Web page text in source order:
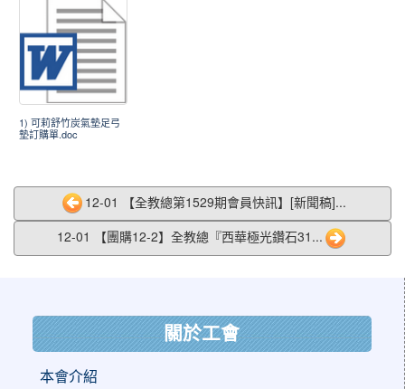
1) 可莉舒竹炭氣墊足弓
墊訂購單.doc
12-01 【全教總第1529期會員快訊】[新聞稿]...
12-01 【團購12-2】全教總『西華極光鑽石31...
關於工會
本會介紹